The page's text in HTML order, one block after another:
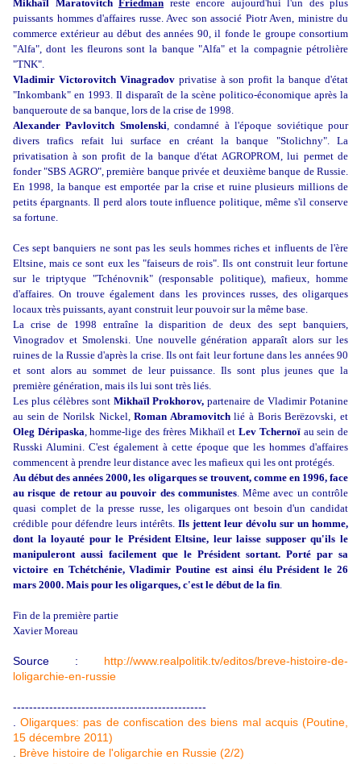
Mikhaïl Maratovitch Friedman reste encore aujourd'hui l'un des plus
puissants hommes d'affaires russe. Avec son associé Piotr Aven, ministre du
commerce extérieur au début des années 90, il fonde le groupe consortium
"Alfa", dont les fleurons sont la banque "Alfa" et la compagnie pétrolière
"TNK".
Vladimir Victorovitch Vinagradovprivatise à son profit la banque d'état
"Inkombank" en 1993. Il disparaît de la scène politico-économique après la
banqueroute de sa banque, lors de la crise de 1998.
Alexander Pavlovitch Smolenski, condamné à l'époque soviétique pour
divers trafics refait lui surface en créant la banque "Stolichny". La
privatisation à son profit de la banque d'état AGROPROM, lui permet de
fonder "SBS AGRO", première banque privée et deuxième banque de Russie.
En 1998, la banque est emportée par la crise et ruine plusieurs millions de
petits épargnants. Il perd alors toute influence politique, même s'il conserve
sa fortune.
Ces sept banquiers ne sont pas les seuls hommes riches et influents de l'ère
Eltsine, mais ce sont eux les "faiseurs de rois". Ils ont construit leur fortune
sur le triptyque "Tchénovnik" (responsable politique), mafieux, homme
d'affaires. On trouve également dans les provinces russes, des oligarques
locaux très puissants, ayant construit leur pouvoir sur la même base.
La crise de 1998 entraîne la disparition de deux des sept banquiers,
Vinogradov et Smolenski. Une nouvelle génération apparaît alors sur les
ruines de la Russie d'après la crise. Ils ont fait leur fortune dans les années 90
et sont alors au sommet de leur puissance. Ils sont plus jeunes que la
première génération, mais ils lui sont très liés.
Les plus célèbres sont Mikhaïl Prokhorov, partenaire de Vladimir Potanine
au sein de Norilsk Nickel,Roman Abramovitchlié à Boris Berëzovski, et
Oleg Déripaska, homme-lige des frères Mikhaïl etLev Tchernoïau sein de
Russki Alumini. C'est également à cette époque que les hommes d'affaires
commencent à prendre leur distance avec les mafieux qui les ont protégés.
Au début des années 2000, les oligarques se trouvent, comme en 1996, face
au risque de retour au pouvoir des communistes. Même avec un contrôle
quasi complet de la presse russe, les oligarques ont besoin d'un candidat
crédible pour défendre leurs intérêts. Ils jettent leur dévolu sur un homme,
dont la loyauté pour le Président Eltsine, leur laisse supposer qu'ils le
manipuleront aussi facilement que le Président sortant. Porté par sa
victoire en Tchétchénie, Vladimir Poutine est ainsi élu Président le 26
mars 2000. Mais pour les oligarques, c'est le début de la fin.
Fin de la première partie
Xavier Moreau
Source : http://www.realpolitik.tv/editos/breve-histoire-de-
loligarchie-en-russie
------------------------------------------------
Oligarques: pas de confiscation des biens mal acquis (Poutine,
15 décembre 2011)
Brève histoire de l'oligarchie en Russie (2/2)